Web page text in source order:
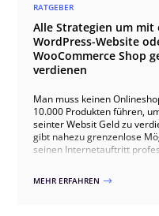
RATGEBER
Alle Strategien um mit
WordPress-Website
WooCommerce Shop
verdienen
Man muss keinen
10.000 Produkten führen,
seinter Websit Geld zu
gibt nahezu grenzenlose
seinen Internetauftritt
Webseite Geld verdienen
MEHR ERFAHREN $